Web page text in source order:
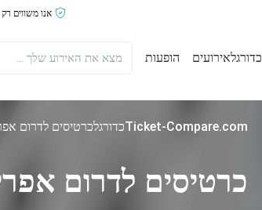
אנו משווים
כדורגלאירועים הופעות
Ticket-Compare.comכדורגלכרטיסים לדרום
כרטיסים לדרום